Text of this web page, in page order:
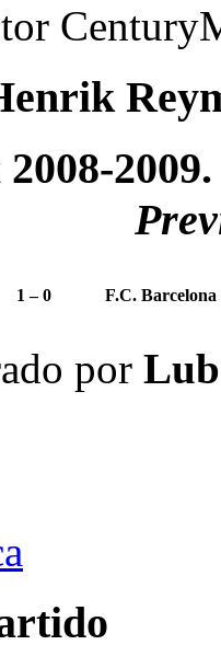
1 – 0 F.C. Barcelona
por